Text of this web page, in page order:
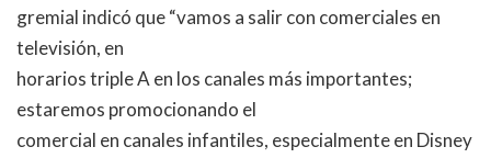
gremial indicó que “vamos a salir con comerciales en
televisión, en
horarios triple A en los canales más importantes;
estaremos promocionando el
comercial en canales infantiles, especialmente en Disney